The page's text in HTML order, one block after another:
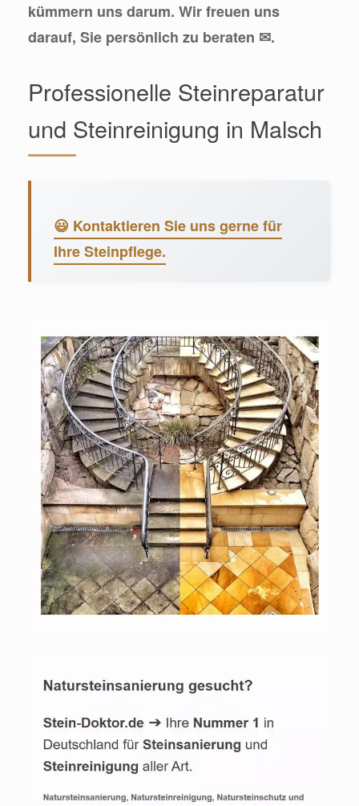
kümmern uns darum. Wir freuen uns
darauf, Sie persönlich zu beraten ✉.
Professionelle Steinreparatur
und Steinreinigung in Malsch
😃 Kontaktieren Sie uns gerne für
Ihre Steinpflege.